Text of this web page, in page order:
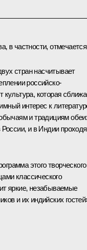
в частности,
стран насчитывает
российско-
культура, которая
интерес к
и традициям
и в Индии
этого творческого
классического
яркие, незабываемые
и их индийских